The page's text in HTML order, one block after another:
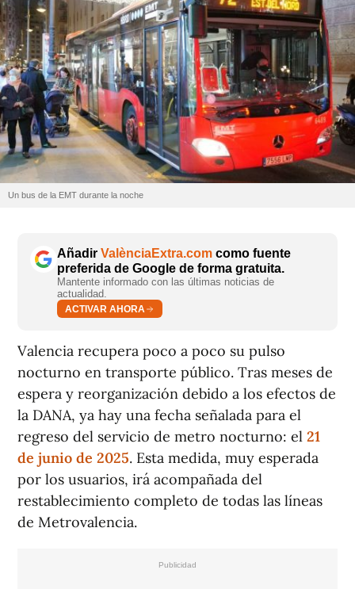
Un bus de la EMT durante la noche
Añadir ValènciaExtra.com como fuente
preferida de Google de forma gratuita.
Mantente informado con las últimas noticias de
actualidad.
ACTIVAR AHORA
Valencia recupera poco a poco su pulso
nocturno en transporte público. Tras meses de
espera y reorganización debido a los efectos de
la DANA, ya hay una fecha señalada para el
regreso del servicio de metro nocturno: el 21
de junio de 2025. Esta medida, muy esperada
por los usuarios, irá acompañada del
restablecimiento completo de todas las líneas
de Metrovalencia.